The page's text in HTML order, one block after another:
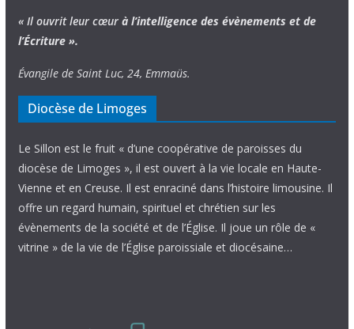
« Il ouvrit leur cœur à l’intelligence des évènements et de
l’Écriture ».
Évangile de Saint Luc, 24, Emmaüs.
Diocèse de Limoges
Le Sillon est le fruit « d’une coopérative de paroisses du
diocèse de Limoges », il est ouvert à la vie locale en Haute-
Vienne et en Creuse. Il est enraciné dans l’histoire limousine. Il
offre un regard humain, spirituel et chrétien sur les
évènements de la société et de l’Église. Il joue un rôle de «
vitrine » de la vie de l’Église paroissiale et diocésaine…